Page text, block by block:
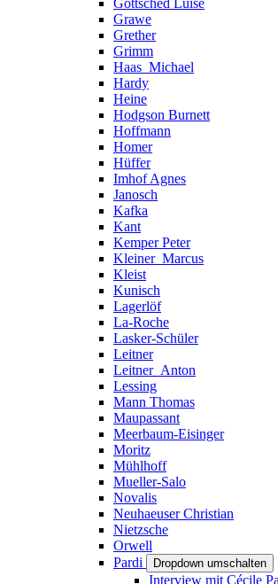
Grawe
Grether
Grimm
Haas_Michael
Hardy
Heine
Hodgson Burnett
Hoffmann
Homer
Hüffer
Imhof Agnes
Janosch
Kafka
Kant
Kemper Peter
Kleiner_Marcus
Kleist
Kunisch
Lagerlöf
La-Roche
Lasker-Schüler
Leitner
Leitner_Anton
Lessing
Mann Thomas
Maupassant
Meerbaum-Eisinger
Moritz
Mühlhoff
Mueller-Salo
Novalis
Neuhaeuser Christian
Nietzsche
Orwell
Pardi
Dropdown umschalten
Interview mit Cécile